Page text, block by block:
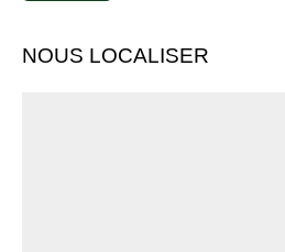
NOUS LOCALISER